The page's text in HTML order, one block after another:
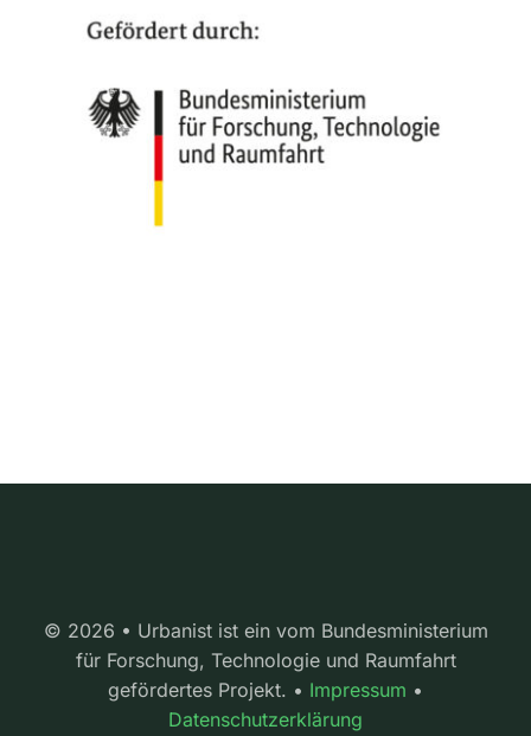
© 2026 • Urbanist ist ein vom Bundesministerium
für Forschung, Technologie und Raumfahrt
gefördertes Projekt. • Impressum •
Datenschutzerklärung